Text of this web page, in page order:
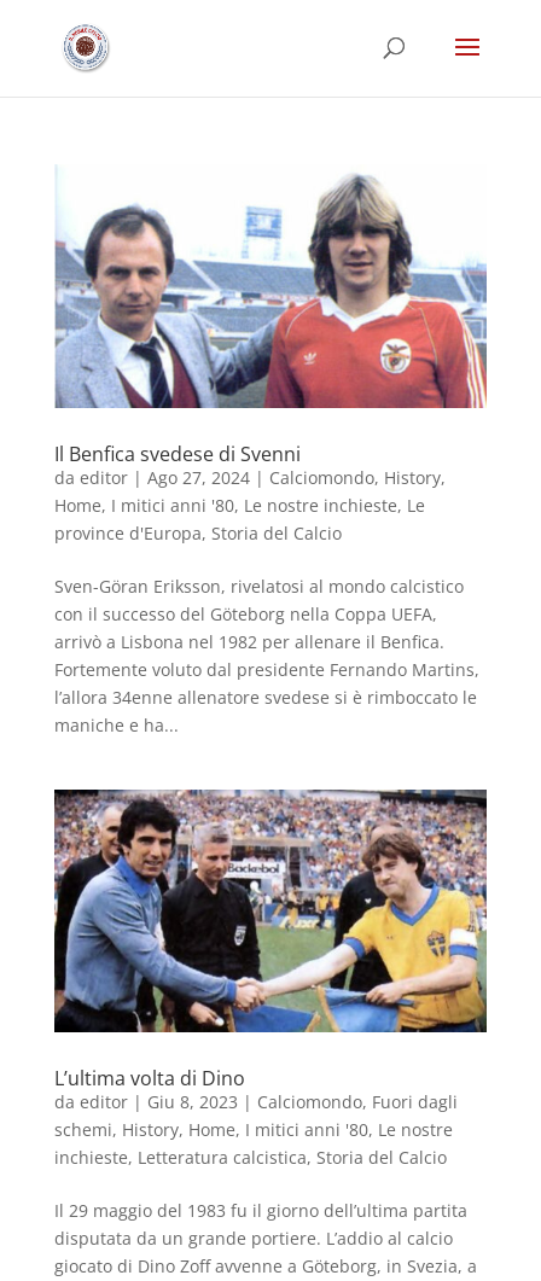
Il Benfica svedese di Svenni
da editor| Ago 27, 2024| Calciomondo, History,
Home, I mitici anni '80, Le nostre inchieste, Le
province d'Europa, Storia del Calcio
Sven-Göran Eriksson, rivelatosi al mondo calcistico
con il successo del Göteborg nella Coppa UEFA,
arrivò a Lisbona nel 1982 per allenare il Benfica.
Fortemente voluto dal presidente Fernando Martins,
l’allora 34enne allenatore svedese si è rimboccato le
maniche e ha...
L’ultima volta di Dino
da editor| Giu 8, 2023 | Calciomondo, Fuori dagli
schemi, History, Home, I mitici anni '80, Le nostre
inchieste, Letteratura calcistica, Storia del Calcio
Il 29 maggio del 1983 fu il giorno dell’ultima partita
disputata da un grande portiere. L’addio al calcio
giocato di Dino Zoff avvenne a Göteborg, in Svezia, a